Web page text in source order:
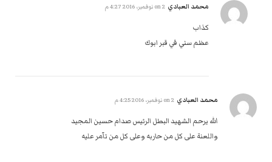
محمد العبادي 2 نوفمبر، 2016 4:27 م
كذاب
عظم سني في قبر ابوك
محمد العبادي 2 نوفمبر، 2016 4:25 م
الله يرحم الشهيد البطل الرئيس صدام حسين المجيد
واللعنة على كل من حاربه وعلى كل من تآمر عليه